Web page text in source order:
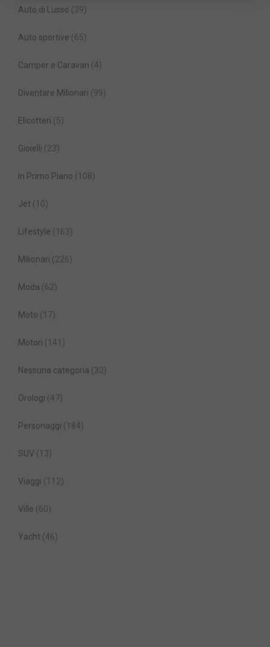
Auto di Lusso (39)
Auto sportive (65)
Camper e Caravan (4)
Diventare Milionari (99)
Elicotteri (5)
Gioielli (23)
In Primo Piano (108)
Jet (10)
Lifestyle (163)
Milionari (226)
Moda (62)
Moto (17)
Motori (141)
Nessuna categoria (32)
Orologi (47)
Personaggi (184)
SUV (13)
Viaggi (112)
Ville (60)
Yacht (46)